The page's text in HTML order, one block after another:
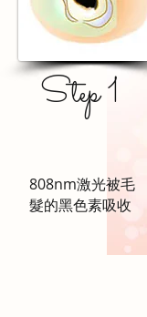
808nm激光被毛
髮的黑色素吸收
Step 1